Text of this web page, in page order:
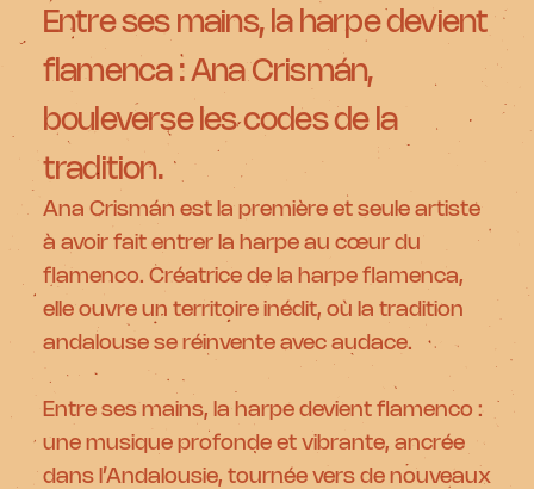
Entre ses mains, la harpe devient
flamenca : Ana Crismán,
bouleverse les codes de la
tradition.
Ana Crismán est la première et seule artiste
à avoir fait entrer la harpe au cœur du
flamenco. Créatrice de la harpe flamenca,
elle ouvre un territoire inédit, où la tradition
andalouse se réinvente avec audace.
Entre ses mains, la harpe devient flamenco :
une musique profonde et vibrante, ancrée
dans l’Andalousie, tournée vers de nouveaux